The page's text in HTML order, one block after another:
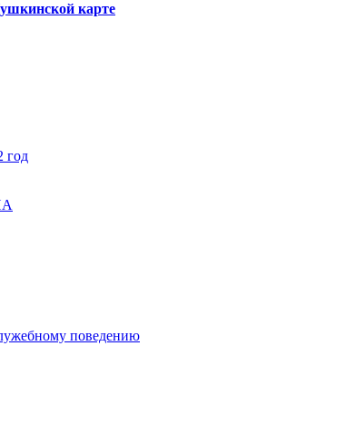
карте
год
поведению